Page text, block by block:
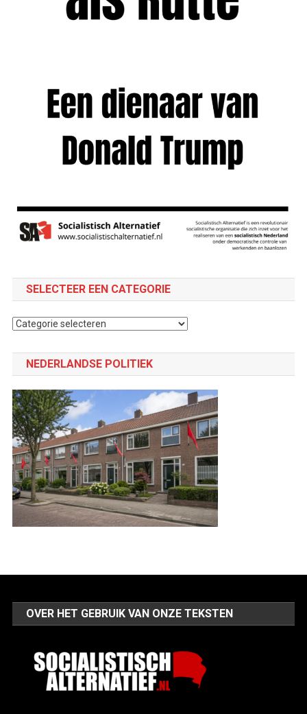
SELECTEER EEN CATEGORIE
Selecteer
categorie
NEDERLANDSE POLITIEK
OVER HET GEBRUIK VAN ONZE TEKSTEN